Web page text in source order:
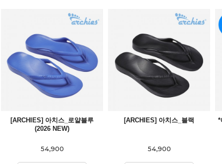
[ARCHIES] 아치스_로얄블루
(2026 NEW)
54,900
[ARCHIES] 아치스_블랙
54,900
*